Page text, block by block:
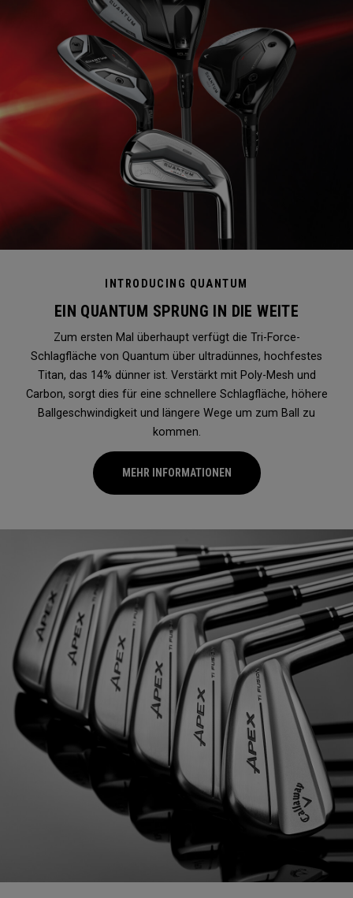
INTRODUCING QUANTUM
EIN QUANTUM SPRUNG IN DIE WEITE
Zum ersten Mal überhaupt verfügt die Tri-Force-
Schlagfläche von Quantum über ultradünnes, hochfestes
Titan, das 14% dünner ist. Verstärkt mit Poly-Mesh und
Carbon, sorgt dies für eine schnellere Schlagfläche, höhere
Ballgeschwindigkeit und längere Wege um zum Ball zu
kommen.
MEHR INFORMATIONEN